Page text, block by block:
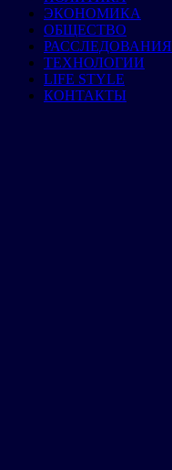
ЭКОНОМИКА
ОБЩЕСТВО
РАССЛЕДОВАНИЯ
ТЕХНОЛОГИИ
LIFE STYLE
КОНТАКТЫ